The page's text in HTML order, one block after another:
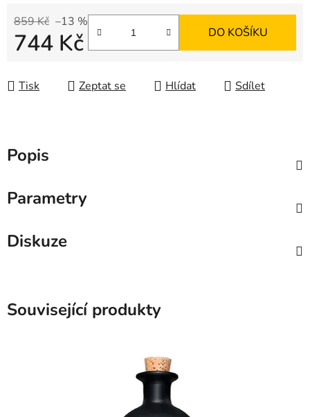
859 Kč –13 %
744 Kč DO KOŠÍKU
Tisk Zeptat se Hlídat Sdílet
Popis
Parametry
Diskuze
Související produkty